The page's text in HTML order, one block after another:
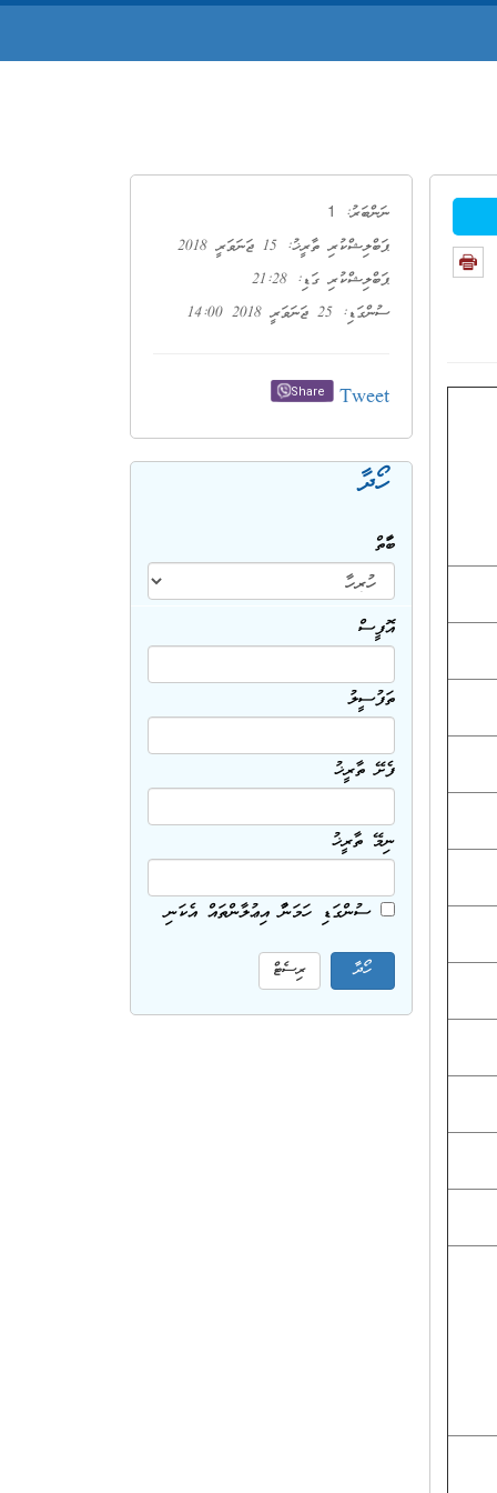
ނަންބަރު: 1
ޕަބްލިޝްކުރި ތާރީޚު: 15 ޖަނަވަރީ 2018
ޕަބްލިޝްކުރި ގަޑި: 21:28
ސުންގަޑި: 25 ޖަނަވަރީ 2018 14:00
Tweet
Share
ހޯދާ
ބާވަތް
އޮފީސް
ތަފުސީލު
ފެށޭ ތާރީޚު
ނިމޭ ތާރީޚު
ސުންގަޑި ހަމަނުވާ އިޢުލާންތައް އެކަނި